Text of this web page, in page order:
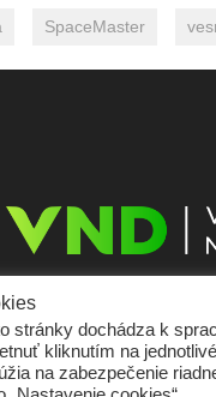
SpaceMaster
Kontakt Vydavateľ
RSS Sitemap
stránky dochádza k
kliknutím na
na zabezpečenie